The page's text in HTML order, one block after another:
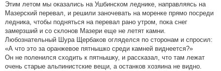
Этим летом мы оказались на Ушбинском леднике, направляясь на
Мазерский перевал, и решили заночевать на моренке прямо посреди
ледника, чтобы подняться на перевал рано утром, пока снег
замерзший и со склонов Мазери еще не летят камни.
Любознательный Шура Щербаков огляделся по сторонам и спросил:
«А что это за оранжевое пятнышко среди камней виднеется?»
Он не поленился сходить к пятнышку, и рассказал, что там лежат
очень старые альпинистские вещи, а останков хозяина не видно.